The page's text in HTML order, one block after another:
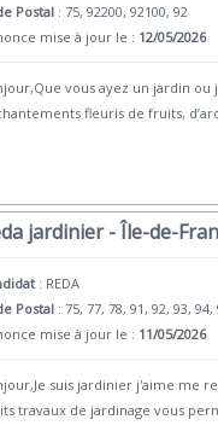
Postal : 75, 92200, 92100, 92
mise à jour le : 12/05/2026
vous ayez un jardin ou
fleuris de
jardinier - Île-de-
: REDA
Postal : 75, 77, 78, 91, 92, 93, 94,
mise à jour le : 11/05/2026
suis jardinier j'aime me
travaux de jardinage vous